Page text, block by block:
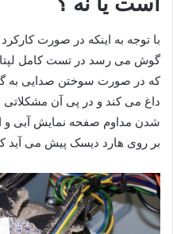
با توجه به اینکه در صورت
گوش می رسد در تست کامل
که در صورت سوختن صدایی به
داغ می کند و در پی آن
شدن مداوم صفحه نمایش آبی و
بر روی هارد دیسک پیش می آید